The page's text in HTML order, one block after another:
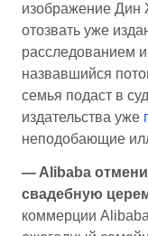
изображение
отозвать уже
расследованием
назвавшийся
семья подаст в
издательства уже
неподобающие
— Alibaba
свадебную
коммерции